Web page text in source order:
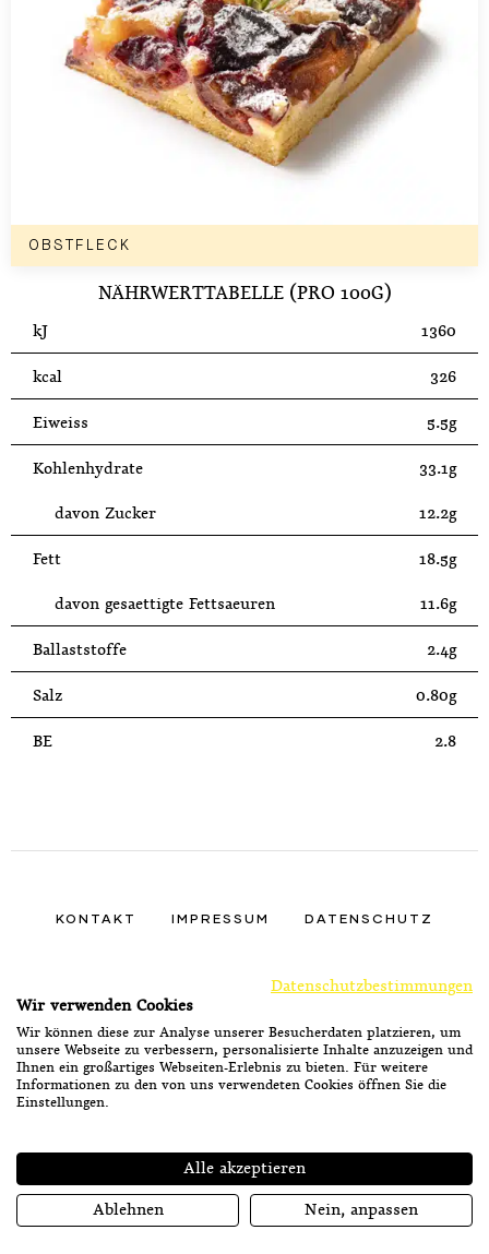
OBSTFLECK
NÄHRWERTTABELLE (PRO 100G)
kJ 1360
kcal 326
Eiweiss 5.5g
Kohlenhydrate 33.1g
davon Zucker 12.2g
Fett 18.5g
davon gesaettigte Fettsaeuren 11.6g
Ballaststoffe 2.4g
Salz 0.80g
BE 2.8
KONTAKT IMPRESSUM DATENSCHUTZ
FACEBOOK
INSTAGRAM
TIKTOK
Ströck-Feierabend
Datenschutzbestimmungen
Wir verwenden Cookies
Wir können diese zur Analyse unserer Besucherdaten platzieren, um
unsere Webseite zu verbessern, personalisierte Inhalte anzuzeigen und
Ihnen ein großartiges Webseiten-Erlebnis zu bieten. Für weitere
Informationen zu den von uns verwendeten Cookies öffnen Sie die
Einstellungen.
Alle akzeptieren
Ablehnen Nein, anpassen